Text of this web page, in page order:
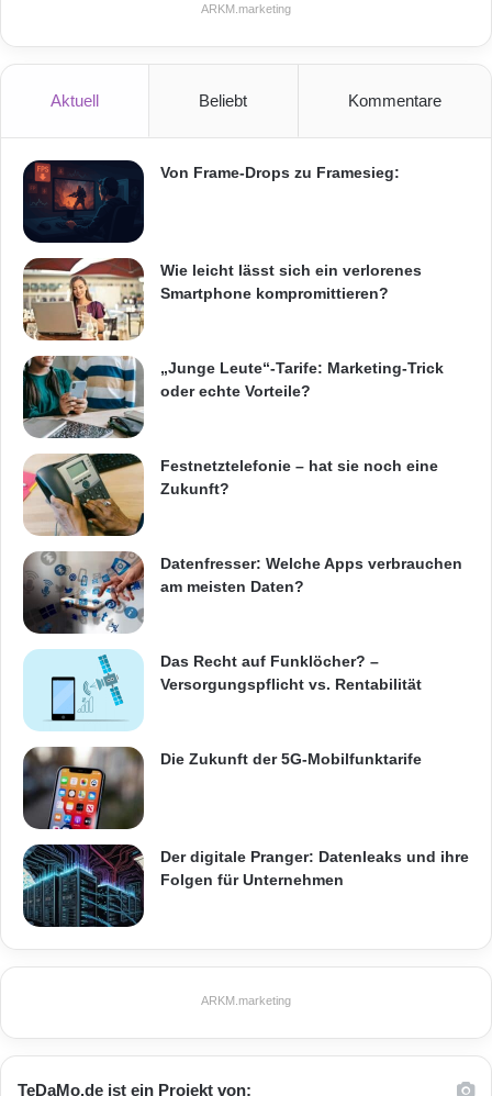
ARKM.marketing
Aktuell Beliebt Kommentare
Von Frame-Drops zu Framesieg:
Wie leicht lässt sich ein verlorenes
Smartphone kompromittieren?
„Junge Leute“-Tarife: Marketing-Trick
oder echte Vorteile?
Festnetztelefonie – hat sie noch eine
Zukunft?
Datenfresser: Welche Apps verbrauchen
am meisten Daten?
Das Recht auf Funklöcher? –
Versorgungspflicht vs. Rentabilität
Die Zukunft der 5G-Mobilfunktarife
Der digitale Pranger: Datenleaks und ihre
Folgen für Unternehmen
ARKM.marketing
TeDaMo.de ist ein Projekt von: